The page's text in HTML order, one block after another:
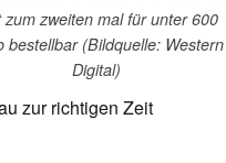
zum zweiten mal für unter 600
bestellbar (Bildquelle: Western
Digital)
zur richtigen Zeit